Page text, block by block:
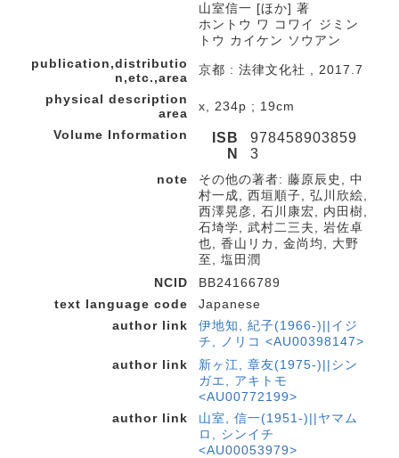
山室信一 [ほか] 著
ホントウ ワ コワイ ジミン
トウ カイケン ソウアン
publication,distributio
n,etc.,area
京都 : 法律文化社 , 2017.7
physical description
area
x, 234p ; 19cm
Volume Information
ISB
N
978458903859
3
note
その他の著者: 藤原辰史, 中
村一成, 西垣順子, 弘川欣絵,
西澤晃彦, 石川康宏, 内田樹,
石埼学, 武村二三夫, 岩佐卓
也, 香山リカ, 金尚均, 大野
至, 塩田潤
NCID
BB24166789
text language code
Japanese
author link
伊地知, 紀子(1966-)||イジ
チ, ノリコ <AU00398147>
author link
新ヶ江, 章友(1975-)||シン
ガエ, アキトモ
<AU00772199>
author link
山室, 信一(1951-)||ヤマム
ロ, シンイチ
<AU00053979>